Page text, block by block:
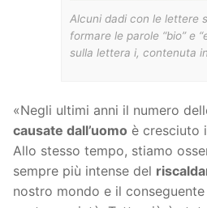
Alcuni dadi con le lettere
formare le parole “bio” e
sulla lettera i, contenuta
«Negli ultimi anni il numero
causate dall’uomo è cresciuto
Allo stesso tempo, stiamo
sempre più intense del
nostro mondo e il